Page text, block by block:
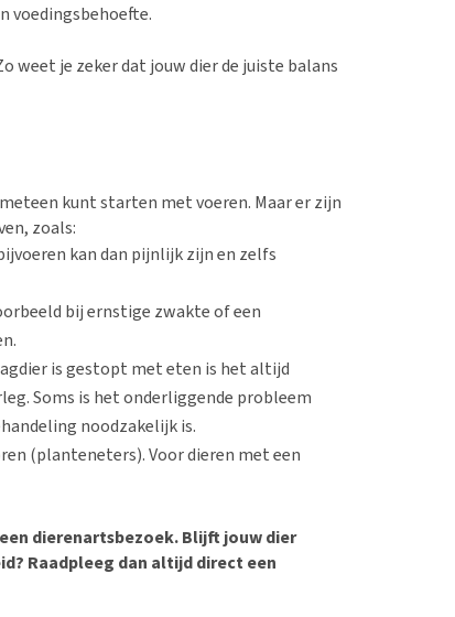
voedingsbehoefte.
weet je zeker dat jouw dier de juiste balans
kunt starten met voeren. Maar er zijn
zoals:
kan dan pijnlijk zijn en zelfs
bij ernstige zwakte of een
is gestopt met eten is het altijd
Soms is het onderliggende probleem
noodzakelijk is.
(planteneters). Voor dieren met een
dierenartsbezoek. Blijft jouw dier
Raadpleeg dan altijd direct een